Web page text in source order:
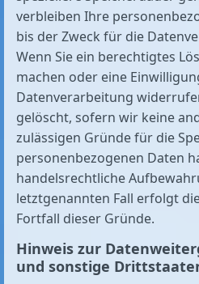
verbleiben Ihre
bis der Zweck für die
Wenn Sie ein berechtigtes
machen oder eine
Datenverarbeitung
gelöscht, sofern wir keine
zulässigen Gründe für die
personenbezogenen Daten
handelsrechtliche
letztgenannten Fall erfolgt
Fortfall dieser Gründe.
Hinweis zur
und sonstige